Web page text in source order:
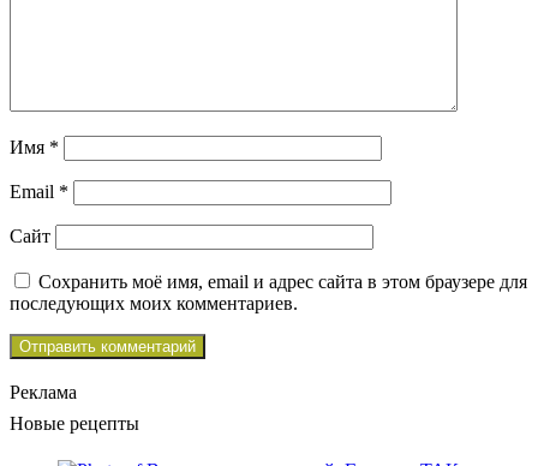
Имя *
Email *
Сайт
Сохранить моё имя, email и адрес сайта в этом браузере для
последующих моих комментариев.
Реклама
Новые рецепты